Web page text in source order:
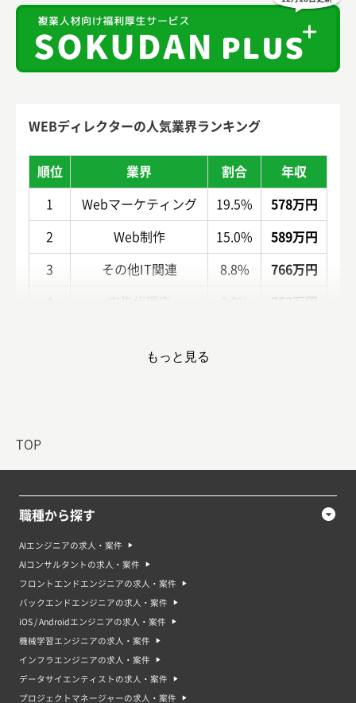
TOP
WEBディレクターの人気業界ランキング
順位 業界 割合 年収
1 Webマーケティング 19.5% 578万円
2 Web制作 15.0% 589万円
3 その他IT関連 8.8% 766万円
1
2 SEO・コンテンツマーケティング
3 広告運用
4 新規事業・アイデア立案
5 Photoshop・Illustrator
もっと見る
職種から探す
AIエンジニアの求人・案件
AIコンサルタントの求人・案件
フロントエンドエンジニアの求人・案件
バックエンドエンジニアの求人・案件
iOS / Androidエンジニアの求人・案件
機械学習エンジニアの求人・案件
インフラエンジニアの求人・案件
データサイエンティストの求人・案件
プロジェクトマネージャーの求人・案件